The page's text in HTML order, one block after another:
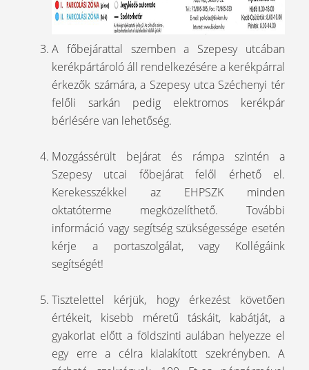
A főbejárattal szemben a Szepesy utcában
kerékpártároló áll rendelkezésére a kerékpárral
érkezők számára, a Szepesy utca Széchenyi tér
felőli sarkán pedig elektromos kerékpár
bérlésére van lehetőség.
Mozgássérült bejárat és rámpa szintén a
Szepesy utcai főbejárat felől érhető el.
Kerekesszékkel az EHPSZK minden
oktatóterme megközelíthető. További
információ vagy segítség szükségessége esetén
kérje a portaszolgálat, vagy Kollégáink
segítségét!
Tisztelettel kérjük, hogy érkezést követően
értékeit, kisebb méretű táskáit, kabátját, a
gyakorlat előtt a földszinti aulában helyezze el
egy erre a célra kialakított szekrényben. A